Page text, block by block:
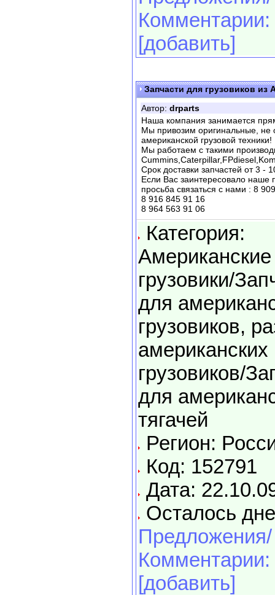
Комментарии:
[добавить]
Запчасти для грузовиков из
Автор: drparts
Наша компания занимается
Мы привозим оригинальные, не
американской грузовой техники!
Мы работаем с такими
Срок доставки запчастей от 3 -
Если Вас заинтересовало наше
просьба связаться с нами : 8
8 916 845 91 16
8 964 563 91 06
Категория:
Американские
грузовики/
для
грузовиков,
американских
грузовиков/
для
тягачей
Регион:
Код: 152791
Дата:
Осталось
Предложения/
Комментарии:
[добавить]